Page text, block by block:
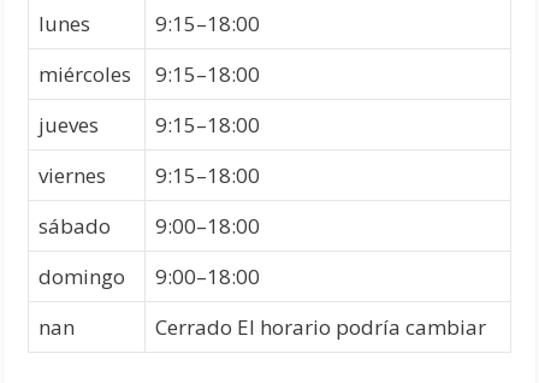
lunes
9:15–18:00
miércoles
9:15–18:00
jueves
9:15–18:00
viernes
9:15–18:00
sábado
9:00–18:00
domingo
9:00–18:00
nan
Cerrado El horario podría cambiar